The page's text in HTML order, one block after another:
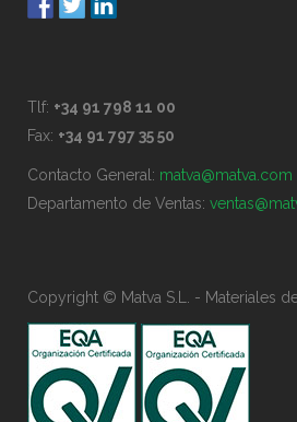
Tlf: +34 91 798 11 00
Fax: +34 91 797 35 50
Contacto General: matva@matva.com
Departamento de Ventas:
Copyright © Matva S.L. - Materiales